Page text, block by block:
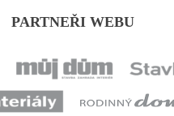
PARTNEŘI WEBU